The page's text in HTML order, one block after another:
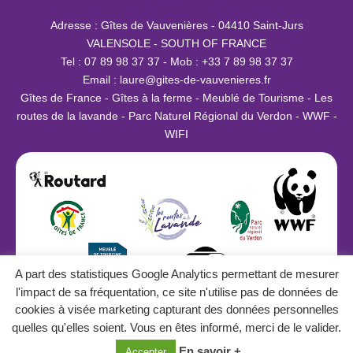
Adresse : Gîtes de Vauvenières - 04410 Saint-Jurs
VALENSOLE - SOUTH OF FRANCE
Tel : 07 89 98 37 37 - Mob : +33 7 89 98 37 37
Email : laure@gites-de-vauvenieres.fr
Gîtes de France - Gîtes à la ferme - Meublé de Tourisme - Les
routes de la lavande - Parc Naturel Régional du Verdon - WWF -
WIFI
#gites #gitesdefrance #verdon
A part des statistiques Google Analytics permettant de mesurer
l'impact de sa fréquentation, ce site n'utilise pas de données de
cookies à visée marketing capturant des données personnelles
quelles qu'elles soient. Vous en êtes informé, merci de le valider.